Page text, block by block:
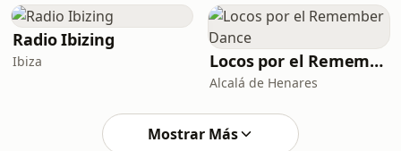
Radio Ibizing
Ibiza Locos por el Remember Dance
Alcalá de Henares
Mostrar Más